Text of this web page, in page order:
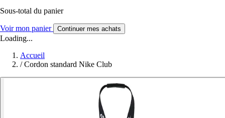
Sous-total du panier
Voir mon panier Continuer mes achats
Loading...
Accueil
/ Cordon standard Nike Club